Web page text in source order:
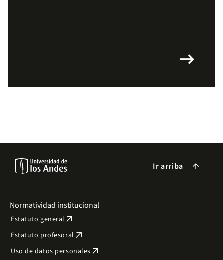
arrow_right_alt
Ir arriba arrow_forward
Normatividad institucional
Estatuto general arrow_outward
Estatuto profesoral arrow_outward
Uso de datos personales arrow_outward